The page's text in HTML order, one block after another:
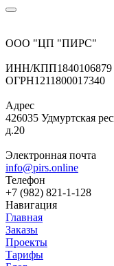
ООО "ЦП "ПИРС"
ИНН/КПП
ОГРН1211800017340
Адрес
426035 Удмуртская
д.20
Электронная почта
info@pirs.online
Телефон
+7 (982) 821-1-128
Навигация
Главная
Заказы
Проекты
Тарифы